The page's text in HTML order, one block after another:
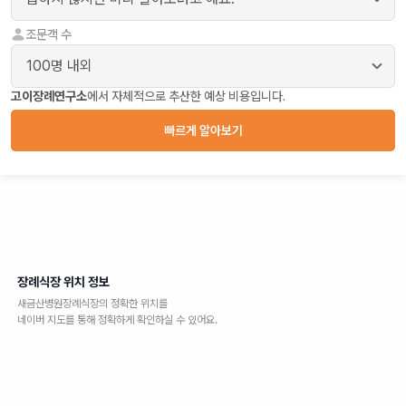
조문객 수
고이장례연구소에서 자체적으로 추산한 예상 비용입니다.
빠르게 알아보기
장례식장 위치 정보
새금산병원장례식장의 정확한 위치를
네이버 지도를 통해 정확하게 확인하실 수 있어요.